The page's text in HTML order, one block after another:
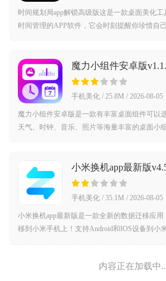
时间规划局app解锁高级版这是一款桌面美化
时间管理的APP软件，它会时刻提醒你珍惜自
魔力小组件安卓版
手机美化 / 25.8M / 2026-08-05
魔力小组件安卓版是一款有丰富桌面组件可以
天气、时钟、音乐、照片等海量丰富的桌面小
小米换机app最新版
手机美化 / 35.1M / 2026-08-05
小米换机app最新版是一款全新的数据迁移应
移到小米手机上！支持Android和IOS设备到小
内容正在加载中